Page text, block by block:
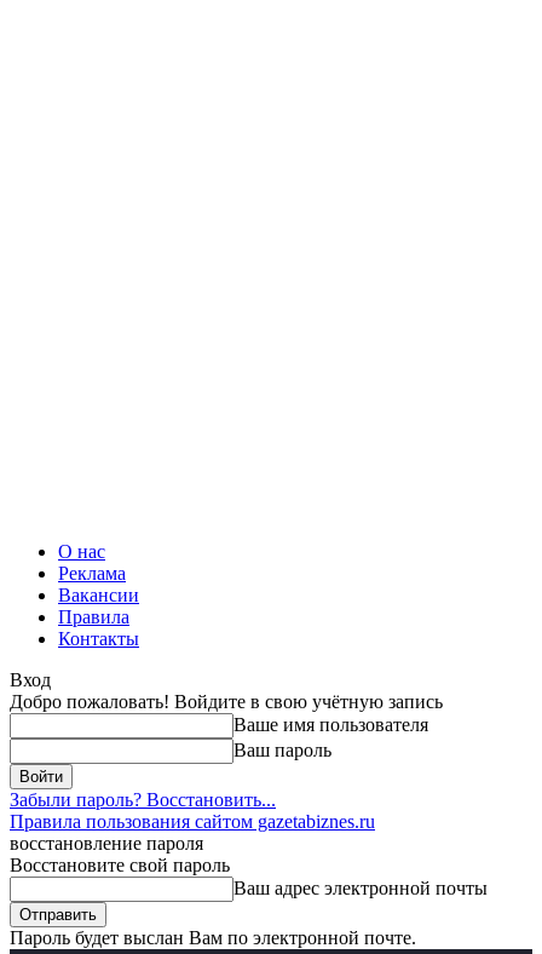
О нас
Реклама
Вакансии
Правила
Контакты
Вход
Добро пожаловать! Войдите в свою учётную запись
Ваше имя пользователя
Ваш пароль
Забыли пароль? Восстановить...
Правила пользования сайтом gazetabiznes.ru
восстановление пароля
Восстановите свой пароль
Ваш адрес электронной почты
Пароль будет выслан Вам по электронной почте.